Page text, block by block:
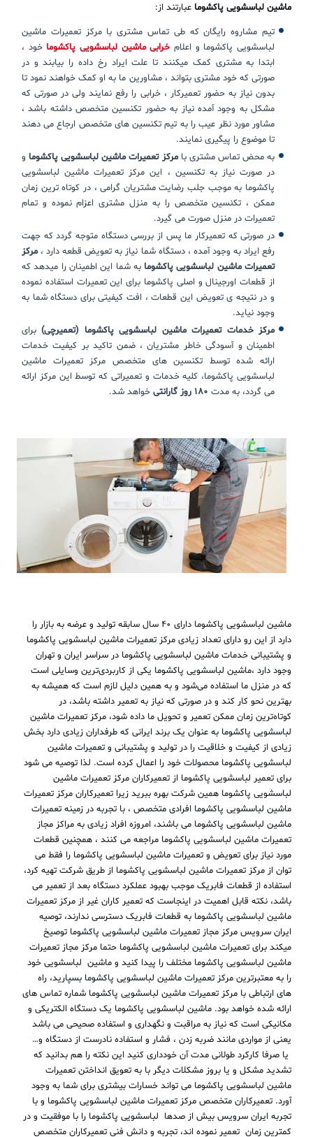
ماشین لباسشویی پاکشوما عبارتند از:
تیم مشاروه رایگان که طی تماس مشتری با مرکز تعمیرات ماشین
لباسشویی پاکشوما و اعلام خرابی ماشین لباسشویی پاکشوما خود ،
ابتدا به مشتری کمک میکنند تا علت ایراد رخ داده را بیابند و در
صورتی که خود مشتری بتواند ، مشاورین ما به او کمک خواهند نمود تا
بدون نیاز به حضور تعمیرکار ، خرابی را رفع نمایند ولی در صورتی که
مشکل به وجود آمده نیاز به حضور تکنسین متخصص داشته باشد ،
مشاور مورد نظر عیب را به تیم تکنسین های متخصص ارجاع می دهند
تا موضوع را پیگیری نمایند.
به محض تماس مشتری بامرکز تعمیرات ماشین لباسشویی پاکشوما و
در صورت نیاز به تکنسین ، این مرکز تعمیرات ماشین لباسشویی
پاکشوما به موجب جلب رضایت مشتریان گرامی ، در کوتاه ترین زمان
ممکن ، تکنسین متخصص را به منزل مشتری اعزام نموده و تمام
تعمیرات در منزل صورت می گیرد.
در صورتی که تعمیرکار ما پس از بررسی دستگاه متوجه گردد که جهت
رفع ایراد به وجود آمده ، دستگاه شما نیاز به تعویض قطعه دارد ،مرکز
تعمیرات ماشین لباسشویی پاکشوما به شما این اطمینان را میدهد که
از قطعات اورجینال و اصلی پاکشوما برای این تعمیرات استفاده نموده
و در نتیجه ی تعویض این قطعات ، افت کیفیتی برای دستگاه شما به
وجود نیاید.
مرکز خدمات تعمیرات ماشین لباسشویی پاکشوما (تعمیرچی)برای
اطمینان و آسودگی خاطر مشتریان ، ضمن تاکید بر کیفیت خدمات
ارائه شده توسط تکنسین های متخصص مرکز تعمیرات ماشین
لباسشویی پاکشوما، کلیه خدمات و تعمیراتی که توسط این مرکز ارائه
می گردد، به مدت 180 روز گارانتی خواهد شد.
ماشین لباسشویی پاکشوما دارای 40 سال سابقه تولید و عرضه به بازار را
دارد از این رو دارای تعداد زیادی مرکز تعمیرات ماشین لباسشویی پاکشوما
و پشتیبانی خدمات ماشین لباسشویی پاکشوما در سراسر ایران و تهران
وجود دارد ،ماشین لباسشویی پاکشوما یکی از کاربردی‌ترین وسایلی است
که در منزل ما استفاده می‌شود و به همین دلیل لازم است که همیشه به
بهترین نحو کار کند و در صورتی که نیاز به تعمیر داشته باشد، در
کوتاه‌ترین زمان ممکن تعمیر و تحویل ما داده شود، مرکز تعمیرات ماشین
لباسشویی پاکشوما به عنوان یک برند ایرانی که طرفداران زیادی دارد بخش
زیادی از کیفیت و خلاقیت را در تولید و پشتیبانی و تعمیرات ماشین
لباسشویی پاکشوما محصولات خود را اعمال کرده است. لذا توصیه می شود
برای تعمیر لباسشویی پاکشوما از تعمیرکاران مرکز تعمیرات ماشین
لباسشویی پاکشوما همین شرکت بهره ببرید زیرا تعمیرکاران مرکز تعمیرات
ماشین لباسشویی پاکشوما افرادی متخصص ، با تجربه در زمینه تعمیرات
ماشین لباسشویی پاکشوما می باشند، امروزه افراد زیادی به مراکز مجاز
تعمیرات ماشین لباسشویی پاکشوما مراجعه می کنند ، همچنین قطعات
مورد نیاز برای تعویض و تعمیرات ماشین لباسشویی پاکشوما را فقط می
توان از مرکز تعمیرات ماشین لباسشویی پاکشوما از طریق شرکت تهیه کرد،
استفاده از قطعات فابریک موجب بهبود عملکرد دستگاه بعد از تعمیر می
باشد، نکته قابل اهمیت در اینجاست که تعمیر کاران غیر از مرکز تعمیرات
ماشین لباسشویی پاکشوما به قطعات فابریک دسترسی ندارند، توصیه
ایران سرویس مرکز مجاز تعمیرات ماشین لباسشویی پاکشوما توصیخ
میکند برای تعمیرات ماشین لباسشویی پاکشوما حتما مرکز مجاز تعمیرات
ماشین لباسشویی پاکشوما مختلف را پیدا کنید و ماشین لباسشویی خود
را به معتبرترین مرکز تعمیرات ماشین لباسشویی پاکشوما بسپارید، راه
های ارتباطی با مرکز تعمیرات ماشین لباسشویی پاکشوما شماره تماس های
ارائه شده خواهد بود. ماشین لباسشویی پاکشوما یک دستگاه الکتریکی و
مکانیکی است که نیاز به مراقبت و نگهداری و استفاده صحیحی می باشد
یعنی از مواردی مانند ضربه زدن ، فشار و استفاده نادرست از دستگاه و…
یا صرفا کارکرد طولانی مدت آن خودداری کنید این نکته را هم بدانید که
تشدید مشکل و یا بروز مشکلات دیگر با به تعویق انداختن تعمیرات
ماشین لباسشویی پاکشوما می تواند خسارات بیشتری برای شما به وجود
آورد. تعمیرکاران متخصص مرکز تعمیرات ماشین لباسشویی پاکشوما و با
تجربه ایران سرویس بیش از صدها لباسشویی پاکشوما را با موفقیت و در
کمترین زمان تعمیر نموده اند، تجربه و دانش فنی تعمیرکاران متخصص